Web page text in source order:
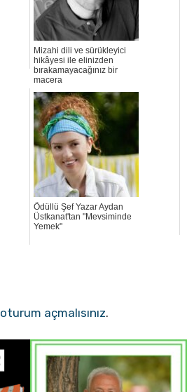
Mizahi dili ve sürükleyici
hikâyesi ile elinizden
bırakamayacağınız bir
macera
Ödüllü Şef Yazar Aydan
Üstkanat'tan "Mevsiminde
Yemek"
oturum açmalısınız.